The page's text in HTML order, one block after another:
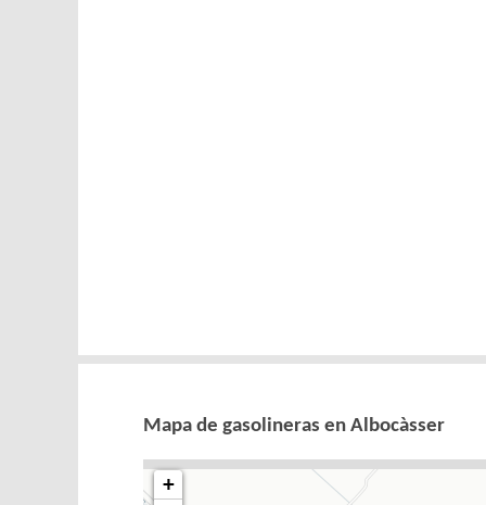
Mapa de gasolineras en Albocàsser
+